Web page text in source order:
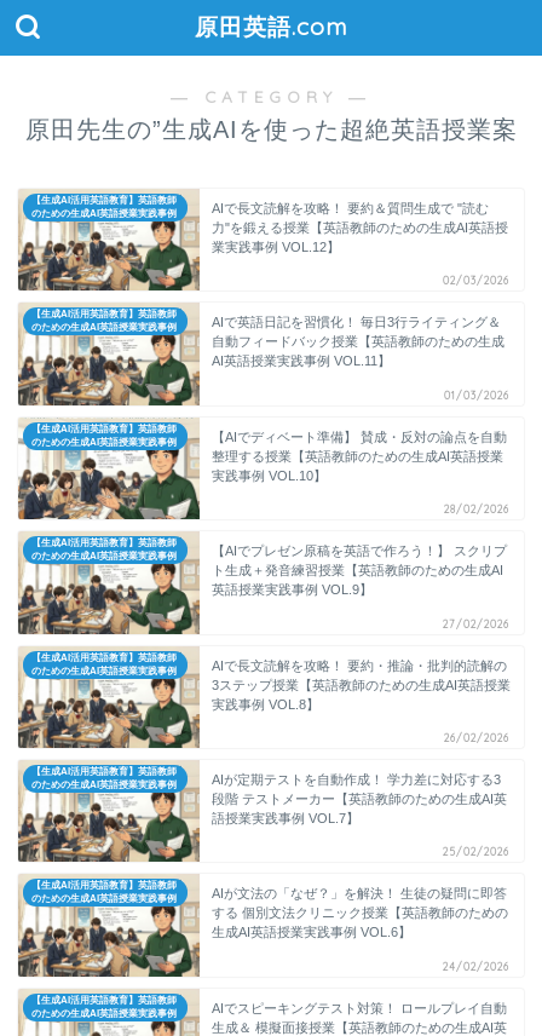
原田英語.com
― CATEGORY ―
原田先生の”生成AIを使った超絶英語授業案
【生成AI活用英語教育】英語教師
のための生成AI英語授業実践事例
AIで長文読解を攻略！ 要約＆質問生成で "読む
力"を鍛える授業【英語教師のための生成AI英語授
業実践事例 VOL.12】
02/03/2026
【生成AI活用英語教育】英語教師
のための生成AI英語授業実践事例
AIで英語日記を習慣化！ 毎日3行ライティング＆
自動フィードバック授業【英語教師のための生成
AI英語授業実践事例 VOL.11】
01/03/2026
【生成AI活用英語教育】英語教師
のための生成AI英語授業実践事例
【AIでディベート準備】 賛成・反対の論点を自動
整理する授業【英語教師のための生成AI英語授業
実践事例 VOL.10】
28/02/2026
【生成AI活用英語教育】英語教師
のための生成AI英語授業実践事例
【AIでプレゼン原稿を英語で作ろう！】 スクリプ
ト生成＋発音練習授業【英語教師のための生成AI
英語授業実践事例 VOL.9】
27/02/2026
【生成AI活用英語教育】英語教師
のための生成AI英語授業実践事例
AIで長文読解を攻略！ 要約・推論・批判的読解の
3ステップ授業【英語教師のための生成AI英語授業
実践事例 VOL.8】
26/02/2026
【生成AI活用英語教育】英語教師
のための生成AI英語授業実践事例
AIが定期テストを自動作成！ 学力差に対応する3
段階 テストメーカー【英語教師のための生成AI英
語授業実践事例 VOL.7】
25/02/2026
【生成AI活用英語教育】英語教師
のための生成AI英語授業実践事例
AIが文法の「なぜ？」を解決！ 生徒の疑問に即答
する 個別文法クリニック授業【英語教師のための
生成AI英語授業実践事例 VOL.6】
24/02/2026
【生成AI活用英語教育】英語教師
のための生成AI英語授業実践事例
AIでスピーキングテスト対策！ ロールプレイ自動
生成＆ 模擬面接授業【英語教師のための生成AI英